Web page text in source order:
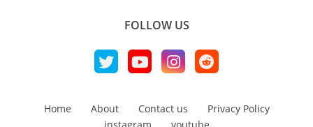
FOLLOW US
Home About Contact us
Privacy Policy
instagram
youtube